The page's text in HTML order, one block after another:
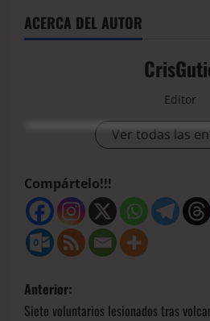
ACERCA DEL AUTOR
Editor
Ver todas las
Compártelo!!!
Anterior:
Siete voluntarios lesionados tras